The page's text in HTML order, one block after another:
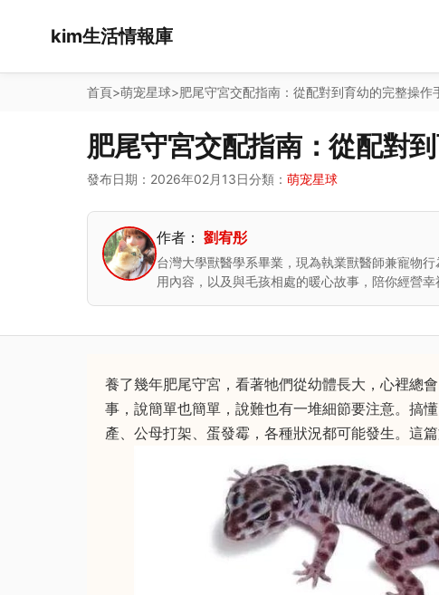
kim生活情報庫
首頁>萌宠星球>肥尾守宮交配指南：從配對到育幼的完整操作
肥尾守宮交配指南：從配對
發布日期：2026年02月13日分類： 萌宠星球
作者： 劉宥彤
台灣大學獸醫學系畢業，現為執業獸醫師兼寵物
用內容，以及與毛孩相處的暖心故事，陪你經營幸
養了幾年肥尾守宮，看著牠們從幼體長大，心裡總
事，說簡單也簡單，說難也有一堆細節要注意。搞
產、公母打架、蛋發霉，各種狀況都可能發生。這